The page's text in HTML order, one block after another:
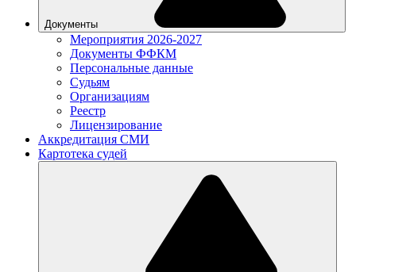
Документы
Мероприятия 2026-2027
Документы ФФКМ
Персональные данные
Судьям
Организациям
Реестр
Лицензирование
Аккредитация СМИ
Картотека судей